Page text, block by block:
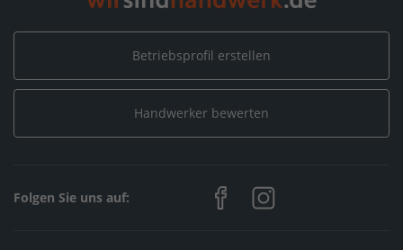
Betriebsprofil erstellen
Handwerker bewerten
Folgen Sie uns auf: